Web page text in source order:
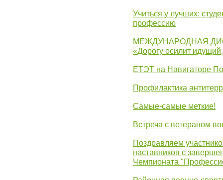
Учиться у лучших:
профессию
МЕЖДУНАРОДНАЯ
«Дорогу осилит
ЕТЭТ на Навигаторе
Профилактика
Самые-самые меткие!
Встреча с ветераном
Поздравляем
наставников с
Чемпионата